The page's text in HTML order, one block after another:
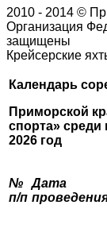
2010 - 2014 ©
Организация
защищены
Крейсерские
Календарь
Приморской
спорта» среди
2026 год
№
п/п
Дата